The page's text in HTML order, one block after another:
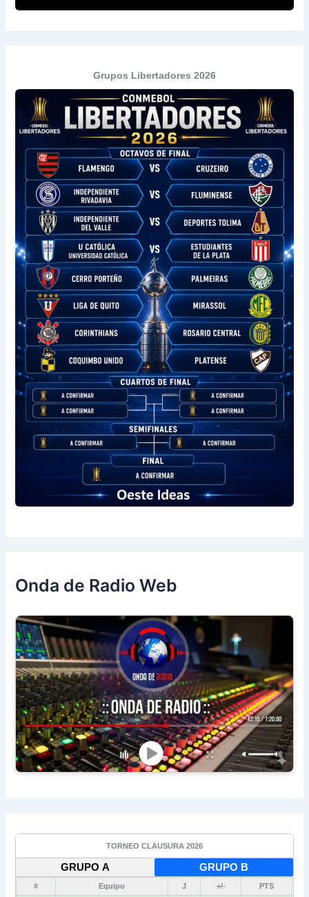
Grupos Libertadores 2026
Onda de Radio Web
TORNEO CLAUSURA 2026
GRUPO A GRUPO B
# Equipo J +/- PTS